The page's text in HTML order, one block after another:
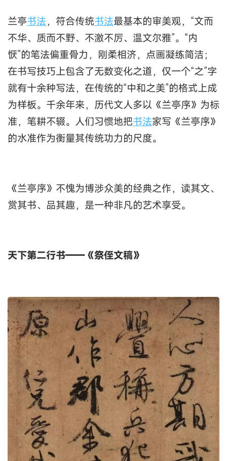
兰亭书法，符合传统书法最基本的审美观，“文而
不华、质而不野、不激不厉、温文尔雅”。“内
恹”的笔法偏重骨力，刚柔相济，点画凝练简洁；
在书写技巧上包含了无数变化之道，仅一个“之”字
就有十余种写法，在传统的“中和之美”的格式上成
为样板。千余年来，历代文人多以《兰亭序》为标
准，笔耕不辍。人们习惯地把书法家写《兰亭序》
的水准作为衡量其传统功力的尺度。
《兰亭序》不愧为博涉众美的经典之作，读其文、
赏其书、品其趣，是一种非凡的艺术享受。
天下第二行书——《祭侄文稿》